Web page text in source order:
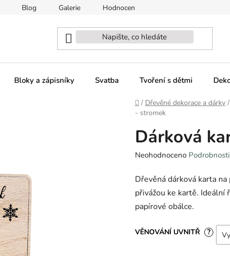
Blog Galerie Hodnocení obchodu
Bloky a zápisníky Svatba Tvoření s dětmi
Domů
/ Dřevěné dekorace a dárky /
- stromek
Dárková
Průměrné
produktu
je
0,0
5
Neohodnoceno
Dřevěná dárková karta
přivážou ke kartě. Ideální
papírové obálce.
VĚNOVÁNÍ UVNITŘ ?